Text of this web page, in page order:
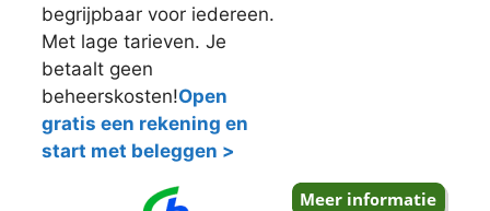
begrijpbaar voor iedereen.
Met lage tarieven. Je
betaalt geen
beheerskosten!Open
gratis een rekening en
start met beleggen >